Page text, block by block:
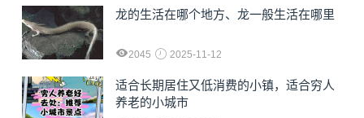
龙的生活在哪个地方、龙一般生活在哪里
2045 2025-11-12
适合长期居住又低消费的小镇，适合穷人
养老的小城市